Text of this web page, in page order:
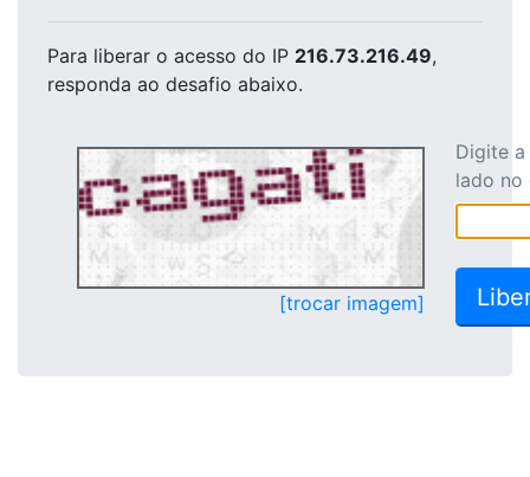
Para liberar o acesso do IP 216.73.216.49,
responda ao desafio abaixo.
[trocar imagem]
Digite
lado no